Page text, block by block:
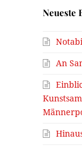
Neueste
An